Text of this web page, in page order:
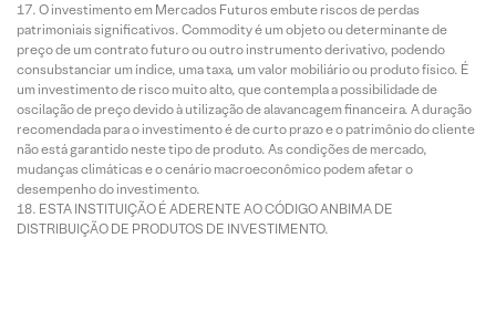
O investimento em Mercados Futuros embute riscos de perdas
patrimoniais significativos. Commodity é um objeto ou determinante de
preço de um contrato futuro ou outro instrumento derivativo, podendo
consubstanciar um índice, uma taxa, um valor mobiliário ou produto físico. É
um investimento de risco muito alto, que contempla a possibilidade de
oscilação de preço devido à utilização de alavancagem financeira. A duração
recomendada para o investimento é de curto prazo e o patrimônio do cliente
não está garantido neste tipo de produto. As condições de mercado,
mudanças climáticas e o cenário macroeconômico podem afetar o
desempenho do investimento.
ESTA INSTITUIÇÃO É ADERENTE AO CÓDIGO ANBIMA DE
DISTRIBUIÇÃO DE PRODUTOS DE INVESTIMENTO.